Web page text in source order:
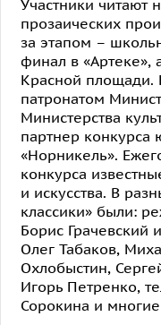
Участники читают
прозаических
за этапом –
финал в «Артеке»,
Красной площади.
патронатом
Министерства
партнер
«Норникель».
конкурса
и искусства. В
классики» были:
Борис Грачевский
Олег Табаков,
Охлобыстин,
Игорь Петренко,
Сорокина и